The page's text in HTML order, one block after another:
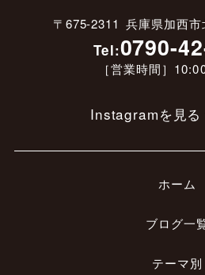
〒675-2311 兵庫県加西
Tel:0790-
［営業時間］
Instagramを見る
ホーム
ブログ一
テーマ別